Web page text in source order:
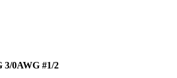
0AWG #1/2